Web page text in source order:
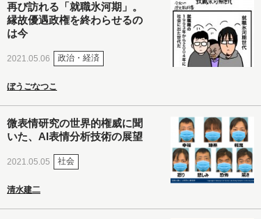
再び訪れる「就職氷河期」。
縁故優遇政権を終わらせるの
は今
2021.05.06 政治・経済
ぼうごなつこ
微表情研究の世界的権威に聞
いた、AI表情分析技術の展望
2021.05.05 社会
清水建二